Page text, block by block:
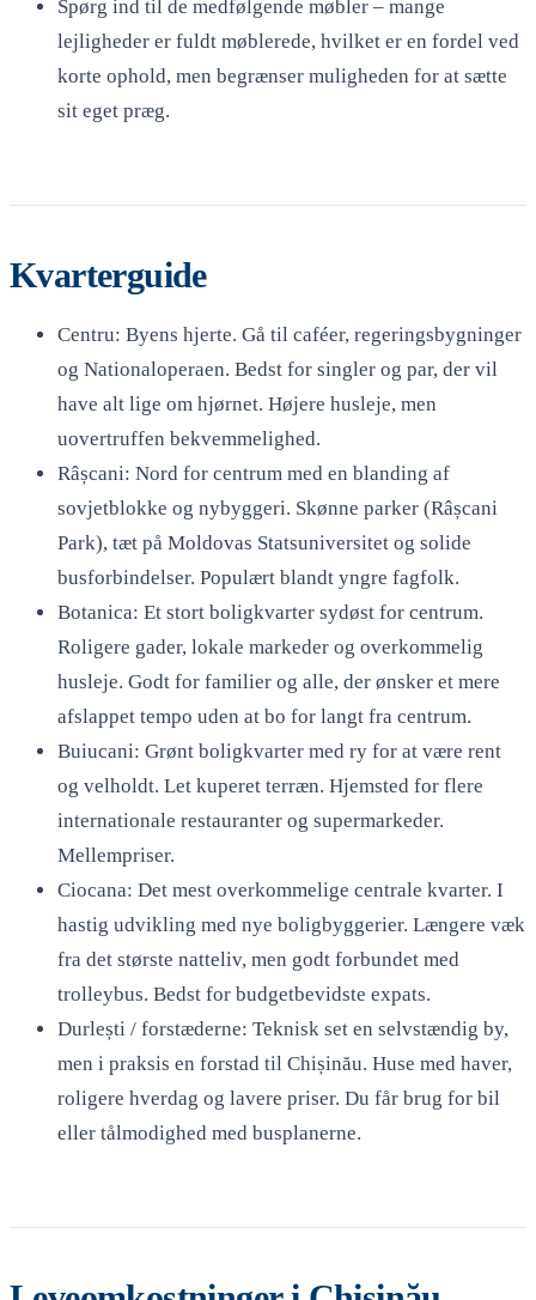
Spørg ind til de medfølgende møbler – mange
lejligheder er fuldt møblerede, hvilket er en fordel ved
korte ophold, men begrænser muligheden for at sætte
sit eget præg.
Kvarterguide
Centru: Byens hjerte. Gå til caféer, regeringsbygninger
og Nationaloperaen. Bedst for singler og par, der vil
have alt lige om hjørnet. Højere husleje, men
uovertruffen bekvemmelighed.
Râșcani: Nord for centrum med en blanding af
sovjetblokke og nybyggeri. Skønne parker (Râșcani
Park), tæt på Moldovas Statsuniversitet og solide
busforbindelser. Populært blandt yngre fagfolk.
Botanica: Et stort boligkvarter sydøst for centrum.
Roligere gader, lokale markeder og overkommelig
husleje. Godt for familier og alle, der ønsker et mere
afslappet tempo uden at bo for langt fra centrum.
Buiucani: Grønt boligkvarter med ry for at være rent
og velholdt. Let kuperet terræn. Hjemsted for flere
internationale restauranter og supermarkeder.
Mellempriser.
Ciocana: Det mest overkommelige centrale kvarter. I
hastig udvikling med nye boligbyggerier. Længere væk
fra det største natteliv, men godt forbundet med
trolleybus. Bedst for budgetbevidste expats.
Durlești / forstæderne: Teknisk set en selvstændig by,
men i praksis en forstad til Chișinău. Huse med haver,
roligere hverdag og lavere priser. Du får brug for bil
eller tålmodighed med busplanerne.